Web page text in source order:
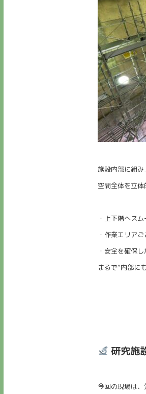
施設内部に組み
空間全体を立体
・上下階へス
・作業エリア
・安全を確保
まるで“内部に
研究施
今回の現場は、